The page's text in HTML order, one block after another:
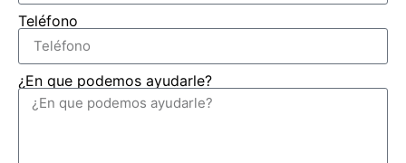
Teléfono
¿En que podemos ayudarle?